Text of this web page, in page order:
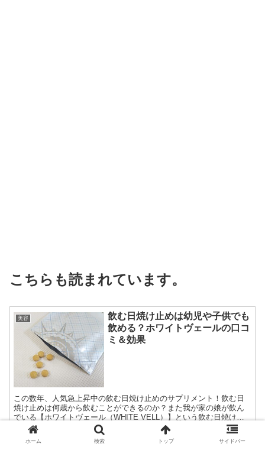
こちらも読まれています。
美容
飲む日焼け止めは幼児や子供でも
飲める？ホワイトヴェールの口コ
ミ＆効果
この数年、人気急上昇中の飲む日焼け止めのサプリメント！飲む日
焼け止めは何歳から飲むことができるのか？また我が家の娘が飲ん
でいる【ホワイトヴェール（WHITE VELL）】という飲む日焼け止
めの口コミや効果をご紹介します！
ホーム 検索 トップ サイドバー